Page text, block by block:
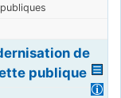
de
publique